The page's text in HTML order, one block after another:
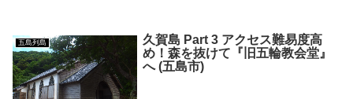
五島列島
久賀島 Part 3 アクセス難易度高
め！森を抜けて『旧五輪教会堂』
へ (五島市)